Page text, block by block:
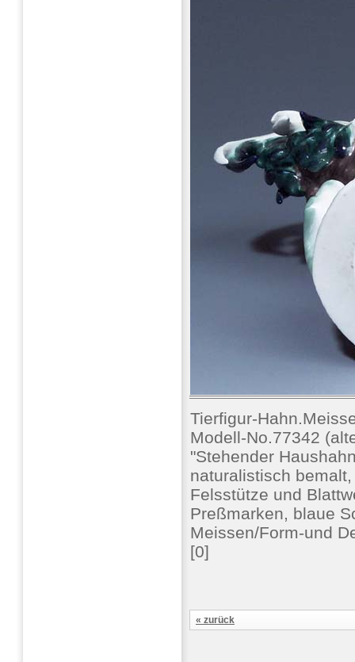
Tierfigur-
Modell-No.77342
"Stehender
naturalistisch
Felsstütze und
Preßmarken, blaue
Meissen/Form-und
[0]
« zurück